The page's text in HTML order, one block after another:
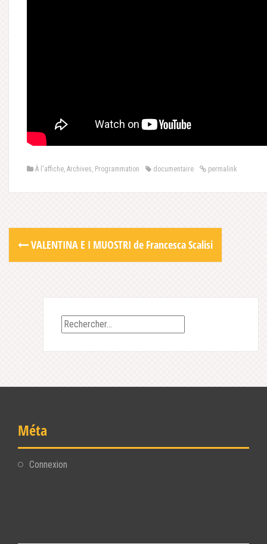
À l'affiche, Archives, Programmation documentaire permalink
Post
navigation
VALENTINA E I MUOSTRI de Francesca Scalisi
Rechercher :
Méta
Connexion